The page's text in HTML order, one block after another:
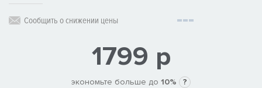
Сообщить о снижении цены
1799 р
экономьте больше до 10% ?